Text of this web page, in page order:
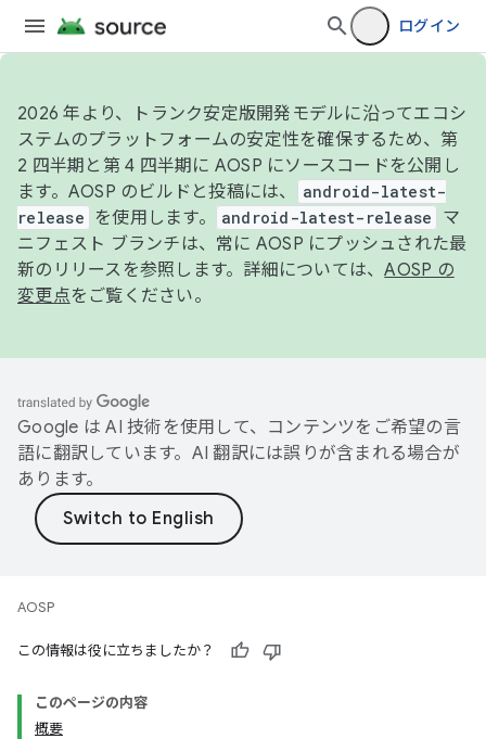
ログイン
2026 年より、トランク安定版開発モデルに沿ってエコシ
ステムのプラットフォームの安定性を確保するため、第
2 四半期と第 4 四半期に AOSP にソースコードを公開し
ます。AOSP のビルドと投稿には、
android-latest-
release
を使用します。 android-latest-release
マ
ニフェスト ブランチは、常に AOSP にプッシュされた最
新のリリースを参照します。詳細については、AOSP の
変更点をご覧ください。
Google は AI 技術を使用して、コンテンツをご希望の言
語に翻訳しています。AI 翻訳には誤りが含まれる場合が
あります。
AOSP
この情報は役に立ちましたか？
このページの内容
概要